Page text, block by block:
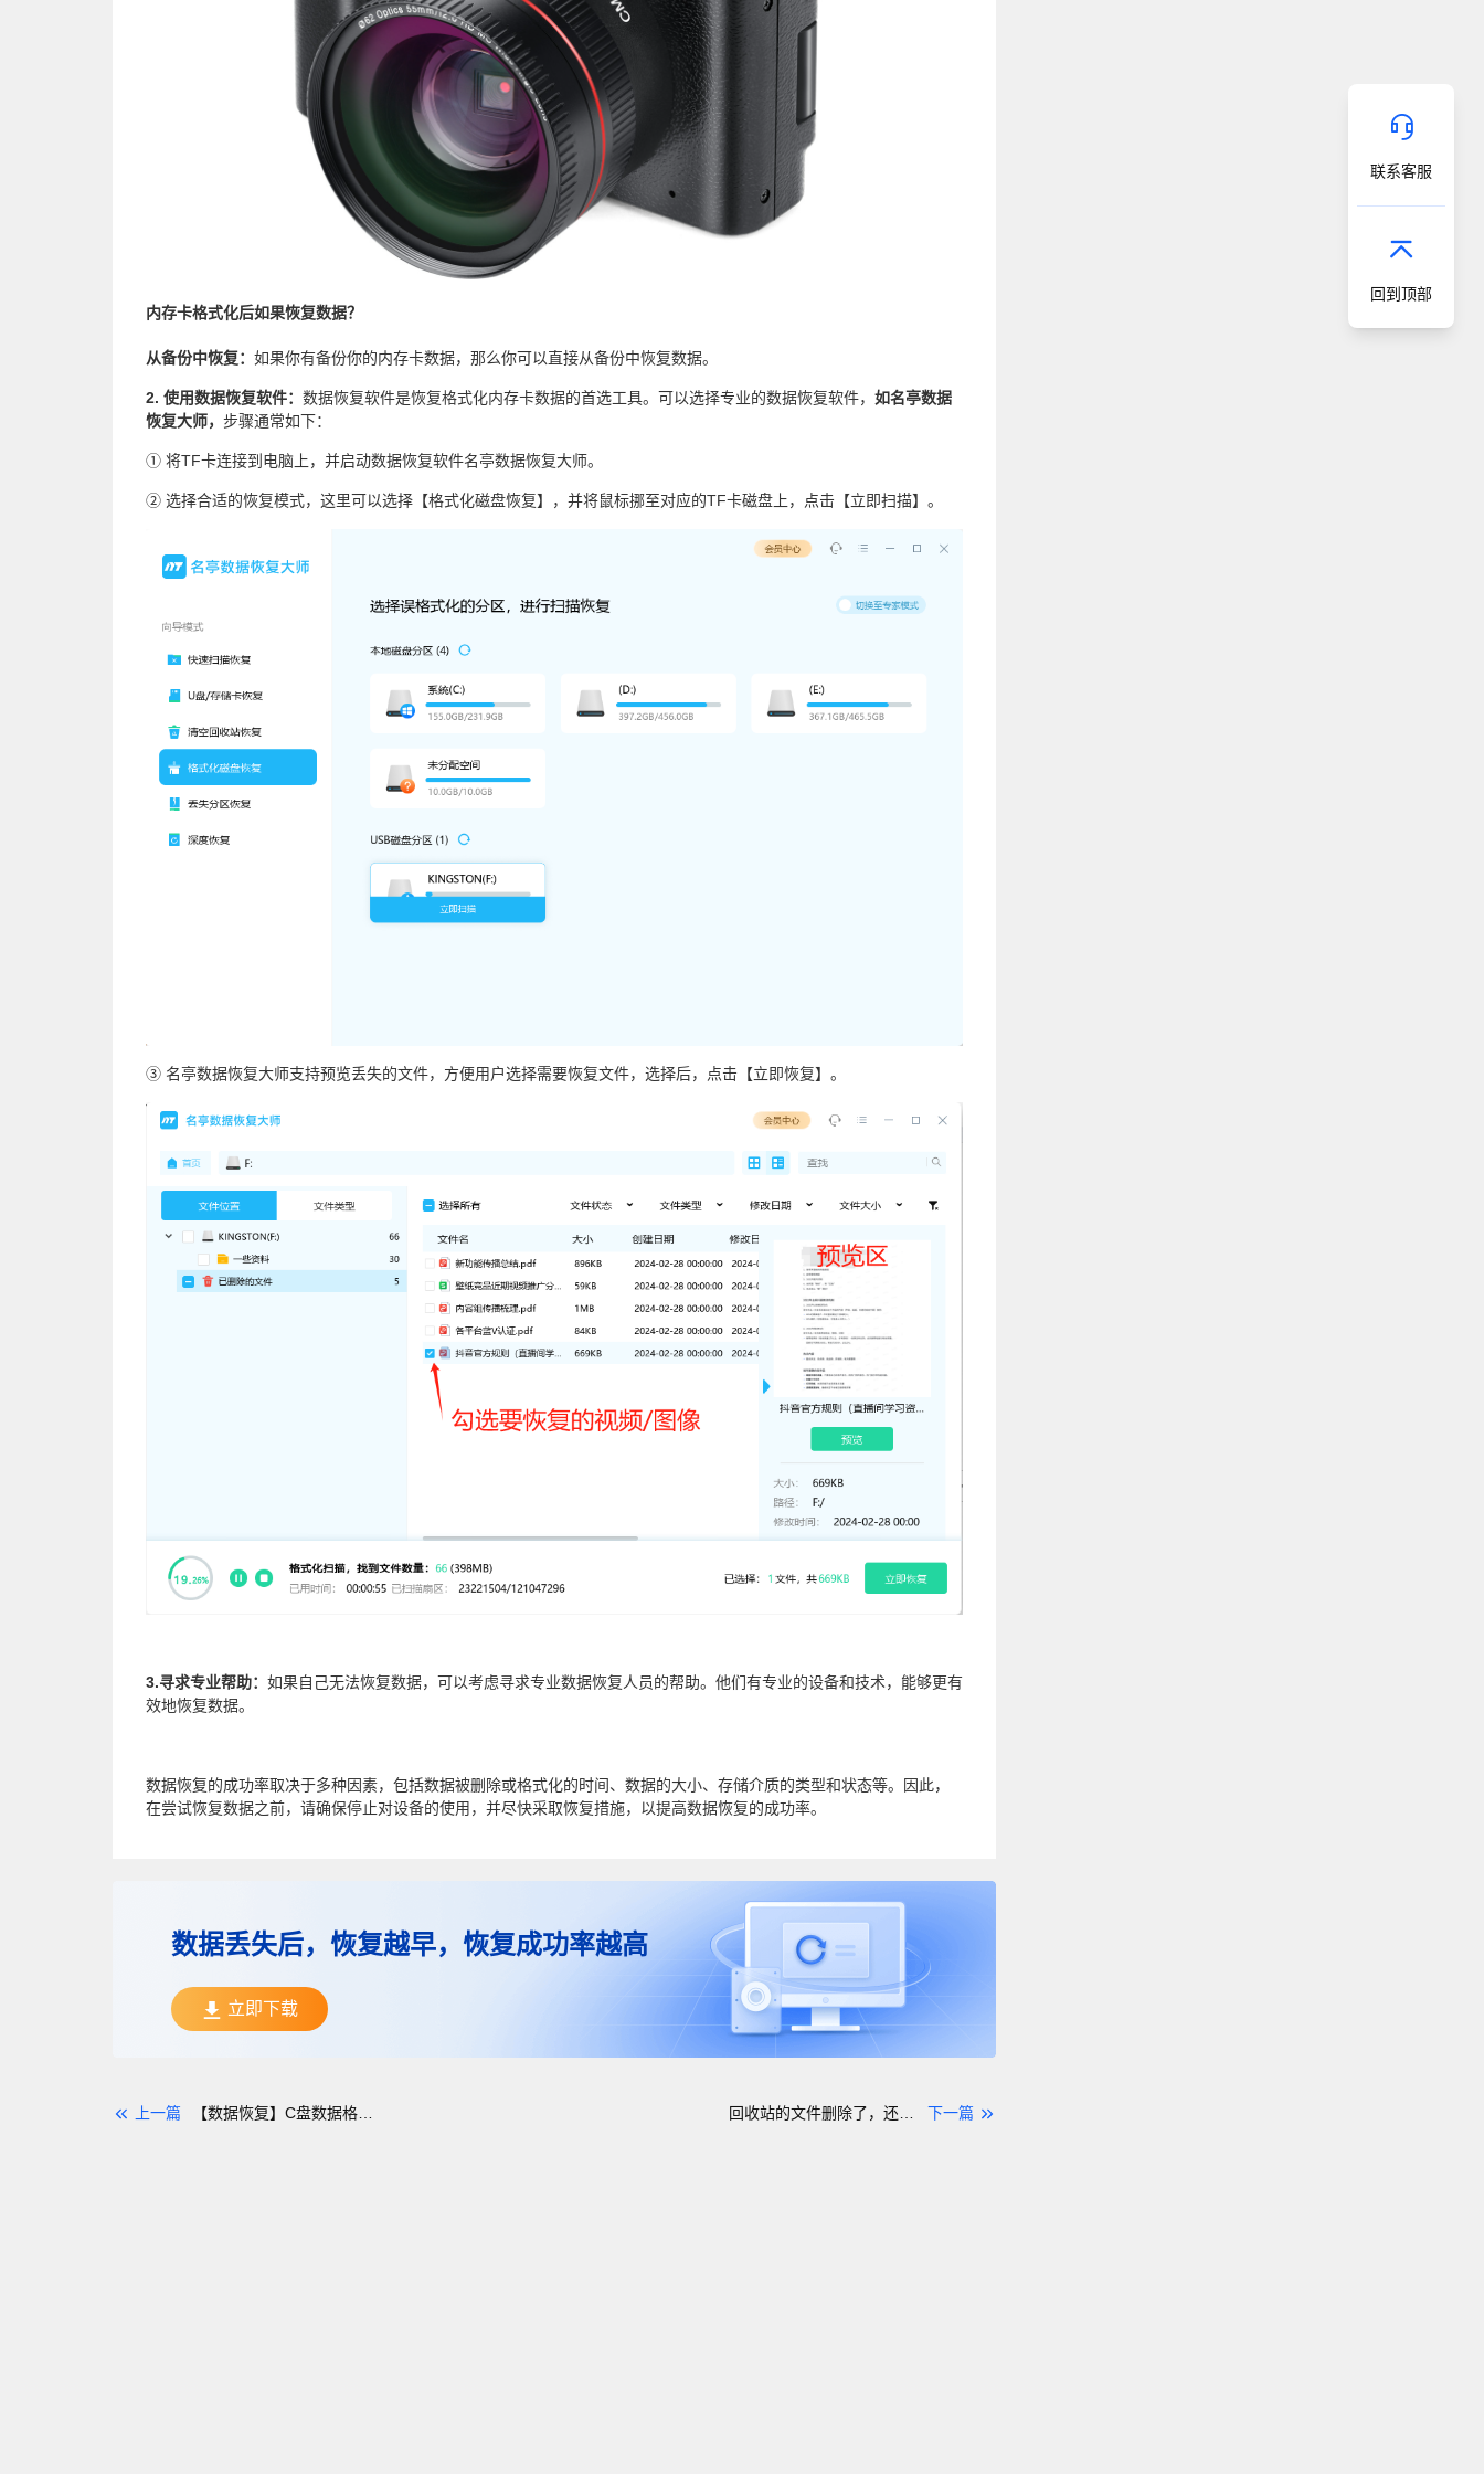
联系客服
回到顶部
内存卡格式化后如果恢复数据？
从备份中恢复： 如果你有备份你的内存卡数据，那么你可以直接从备份中恢复数据。
2. 使用数据恢复软件： 数据恢复软件是恢复格式化内存卡数据的首选工具。可以选择专业的数据恢复软件， 如名亭数据
恢复大师， 步骤通常如下：
① 将TF卡连接到电脑上，并启动数据恢复软件名亭数据恢复大师。
② 选择合适的恢复模式，这里可以选择【格式化磁盘恢复】，并将鼠标挪至对应的TF卡磁盘上，点击【立即扫描】。
③ 名亭数据恢复大师支持预览丢失的文件，方便用户选择需要恢复文件，选择后，点击【立即恢复】。
3.寻求专业帮助： 如果自己无法恢复数据，可以考虑寻求专业数据恢复人员的帮助。他们有专业的设备和技术，能够更有
效地恢复数据。
数据恢复的成功率取决于多种因素，包括数据被删除或格式化的时间、数据的大小、存储介质的类型和状态等。因此，
在尝试恢复数据之前，请确保停止对设备的使用，并尽快采取恢复措施，以提高数据恢复的成功率。
数据丢失后，恢复越早，恢复成功率越高
立即下载
上一篇 下一篇